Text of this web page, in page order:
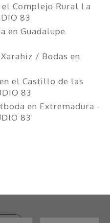
el Complejo Rural La
83
en Guadalupe
/ Bodas en
en el Castillo de las
83
en Extremadura -
83